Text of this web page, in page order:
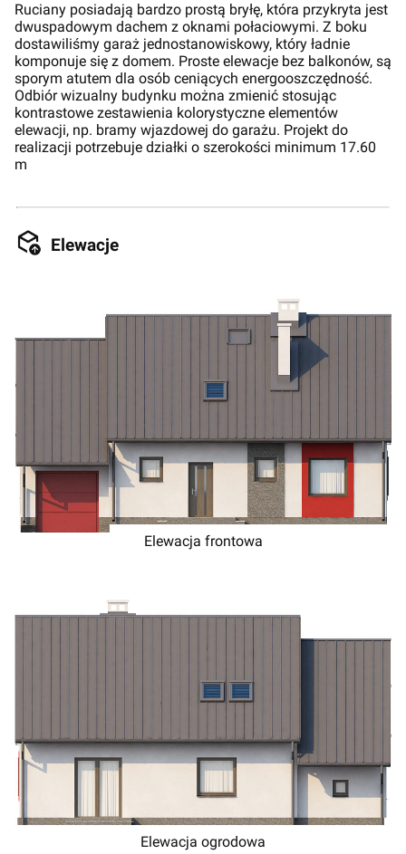
Ruciany posiadają bardzo prostą bryłę, która przykryta jest
dwuspadowym dachem z oknami połaciowymi. Z boku
dostawiliśmy garaż jednostanowiskowy, który ładnie
komponuje się z domem. Proste elewacje bez balkonów, są
sporym atutem dla osób ceniących energooszczędność.
Odbiór wizualny budynku można zmienić stosując
kontrastowe zestawienia kolorystyczne elementów
elewacji, np. bramy wjazdowej do garażu. Projekt do
realizacji potrzebuje działki o szerokości minimum 17.60
m
Elewacje
Elewacja frontowa
Elewacja ogrodowa